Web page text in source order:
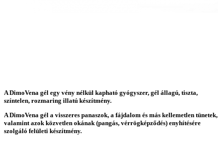
A DimoVena gél egy vény nélkül kapható gyógyszer, gél állagú, tiszta,
színtelen, rozmaring illatú készítmény.
A DimoVena gél a visszeres panaszok, a fájdalom és más kellemetlen tünetek,
valamint azok közvetlen okának (pangás, vérrögképződés) enyhítésére
szolgáló felületi készítmény.